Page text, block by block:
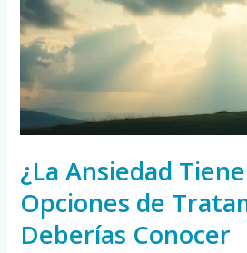
¿La Ansiedad
Opciones de
Deberías Conocer
Cura?
Opciones
Tratamiento
que
Deberías